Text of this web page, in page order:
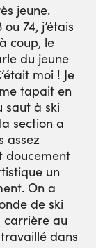
jeune.
74, j’étais
coup, le
du jeune
moi ! Je
tapait en
saut à ski
section a
assez
doucement
un
On a
de ski
carrière au
travaillé dans